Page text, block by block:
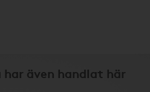
även handlat här